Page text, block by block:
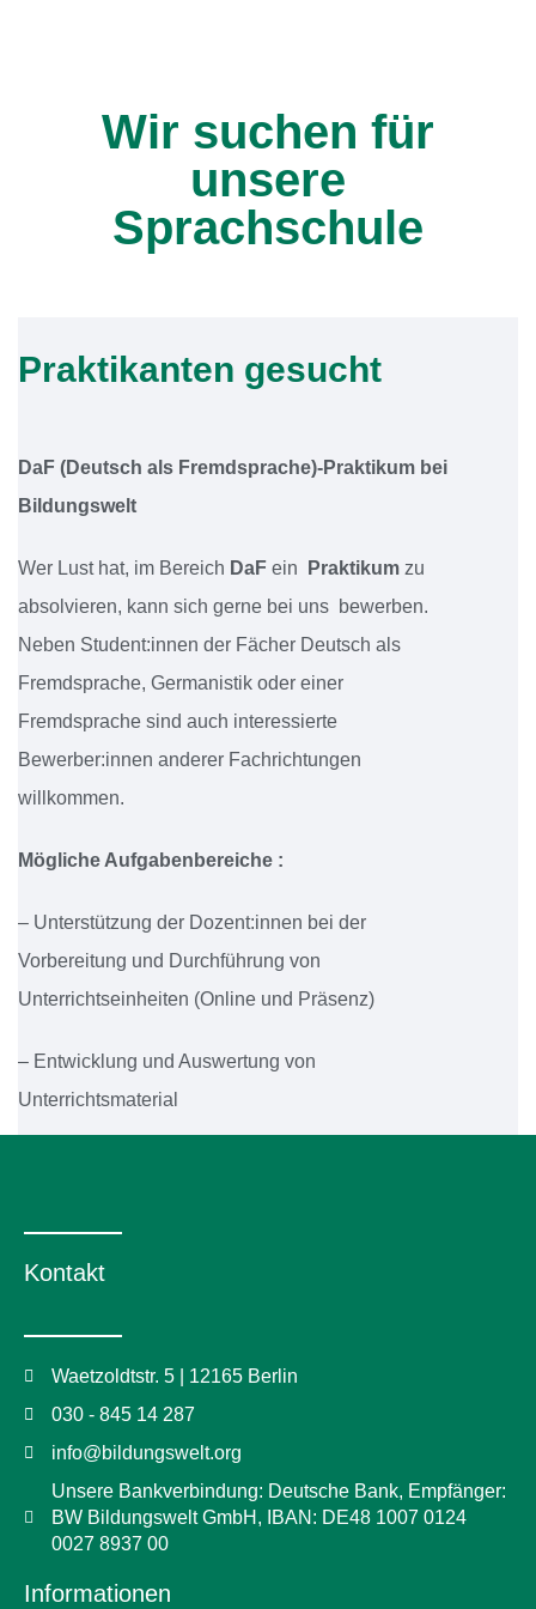
Wir suchen für
unsere
Sprachschule
Praktikanten gesucht
DaF (Deutsch als Fremdsprache)-Praktikum bei
Bildungswelt
Wer Lust hat, im Bereich DaF ein Praktikum zu
absolvieren, kann sich gerne bei uns bewerben.
Neben Student:innen der Fächer Deutsch als
Fremdsprache, Germanistik oder einer
Fremdsprache sind auch interessierte
Bewerber:innen anderer Fachrichtungen
willkommen.
Mögliche Aufgabenbereiche :
– Unterstützung der Dozent:innen bei der
Vorbereitung und Durchführung von
Unterrichtseinheiten (Online und Präsenz)
– Entwicklung und Auswertung von
Unterrichtsmaterial
– Entwicklung von E-Learning-Angeboten für das
– und und
Wir freuen uns auf deine Bewerbung anHerrn Aktas
Jetzt Bewerben
Kontakt
Waetzoldtstr. 5 | 12165 Berlin
030 - 845 14 287
info@bildungswelt.org
Unsere Bankverbindung: Deutsche Bank, Empfänger:
BW Bildungswelt GmbH, IBAN: DE48 1007 0124
0027 8937 00
Informationen